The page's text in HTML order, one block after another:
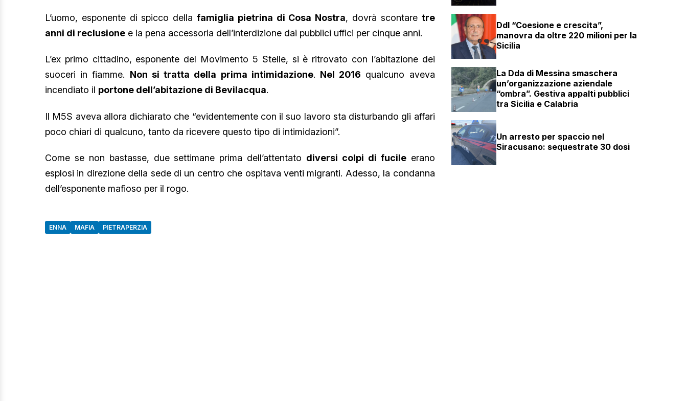
L’uomo, esponente di spicco dellafamiglia pietrina di Cosa Nostra, dovrà scontare tre
anni di reclusione e la pena accessoria dell’interdizione dai pubblici uffici per cinque anni.
L’ex primo cittadino, esponente del Movimento 5 Stelle, si è ritrovato con l’abitazione dei
suoceri in fiamme. Non si tratta della prima intimidazione. Nel 2016 qualcuno aveva
incendiato il portone dell’abitazione di Bevilacqua.
Il M5S aveva allora dichiarato che “evidentemente con il suo lavoro sta disturbando gli affari
poco chiari di qualcuno, tanto da ricevere questo tipo di intimidazioni”.
Come se non bastasse, due settimane prima dell’attentato diversi colpi di fucileerano
esplosi in direzione della sede di un centro che ospitava venti migranti. Adesso, la condanna
dell’esponente mafioso per il rogo.
ENNA MAFIA PIETRAPERZIA
Ddl “Coesione e crescita”,
manovra da oltre 220 milioni per la
Sicilia
La Dda di Messina smaschera
un’organizzazione aziendale
“ombra”. Gestiva appalti pubblici
tra Sicilia e Calabria
Un arresto per spaccio nel
Siracusano: sequestrate 30 dosi